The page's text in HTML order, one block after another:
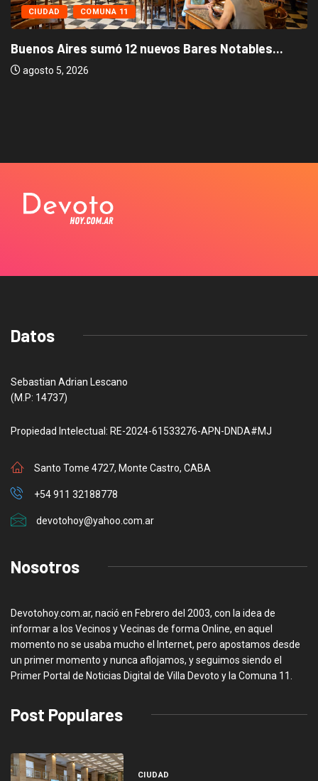
CIUDAD COMUNA 11
Buenos Aires sumó 12 nuevos Bares Notables...
agosto 5, 2026
Datos
Sebastian Adrian Lescano
(M.P: 14737)
Propiedad Intelectual: RE-2024-61533276-APN-DNDA#MJ
Santo Tome 4727, Monte Castro, CABA
+54 911 32188778
devotohoy@yahoo.com.ar
Nosotros
Devotohoy.com.ar, nació en Febrero del 2003, con la idea de
informar a los Vecinos y Vecinas de forma Online, en aquel
momento no se usaba mucho el Internet, pero apostamos desde
un primer momento y nunca aflojamos, y seguimos siendo el
Primer Portal de Noticias Digital de Villa Devoto y la Comuna 11.
Post Populares
CIUDAD